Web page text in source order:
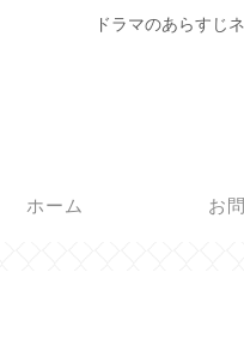
ドラマのあらすじ
ホーム お